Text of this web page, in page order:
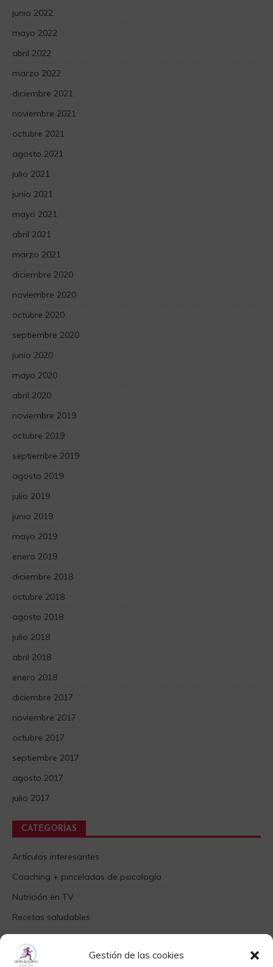
Gestión de las cookies
junio 2022
mayo 2022
abril 2022
marzo 2022
diciembre 2021
noviembre 2021
octubre 2021
agosto 2021
julio 2021
junio 2021
mayo 2021
abril 2021
marzo 2021
diciembre 2020
noviembre 2020
octubre 2020
septiembre 2020
junio 2020
mayo 2020
abril 2020
noviembre 2019
octubre 2019
septiembre 2019
agosto 2019
julio 2019
junio 2019
mayo 2019
enero 2019
diciembre 2018
octubre 2018
agosto 2018
julio 2018
abril 2018
enero 2018
diciembre 2017
noviembre 2017
octubre 2017
septiembre 2017
agosto 2017
julio 2017
CATEGORÍAS
Artículos interesantes
Coaching + pinceladas de psicología
Nutrición en TV
Recetas saludables
SABORES DIFERENTES
Videos TOP